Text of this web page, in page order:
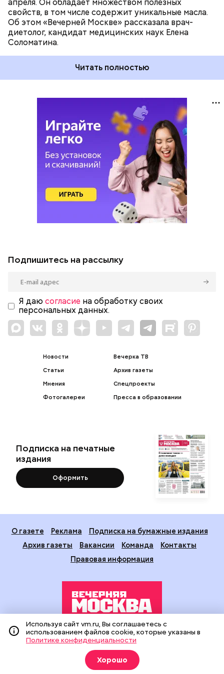
апреля. Он обладает множеством полезных
свойств, в том числе содержит уникальные масла.
Об этом «Вечерней Москве» рассказала врач-
диетолог, кандидат медицинских наук Елена
Соломатина.
Читать полностью
Подпишитесь на рассылку
Я даю согласие на обработку своих
персональных данных.
Новости
Статьи
Мнения
Фотогалереи
Вечерка ТВ
Архив газеты
Спецпроекты
Пресса в образовании
Подписка на печатные
издания
Оформить
О газете Реклама
Подписка на бумажные издания
Архив газеты
Вакансии Команда
Контакты
Правовая информация
Издание создано при финансовой поддержке Департамента
средств массовой информации и рекламы города Москвы.
На сайте применяются рекомендательные технологии
(информационные технологии предоставления информации
на основе сбора, систематизации и анализа сведений,
Используя сайт vm.ru, Вы соглашаетесь с
использованием файлов cookie, которые указаны в
Политике конфиденциальности
Хорошо